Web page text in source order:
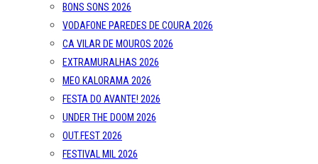
BONS SONS 2026
VODAFONE PAREDES DE COURA 2026
CA VILAR DE MOUROS 2026
EXTRAMURALHAS 2026
MEO KALORAMA 2026
FESTA DO AVANTE! 2026
UNDER THE DOOM 2026
OUT.FEST 2026
FESTIVAL MIL 2026